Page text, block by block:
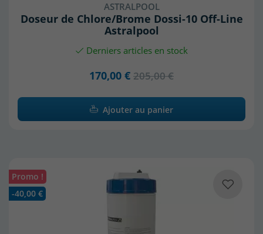
(18 avis)
ASTRALPOOL
Doseur de Chlore/Brome Dossi-10 Off-Line
Astralpool
Derniers articles en stock
170,00 € 205,00 €
Ajouter au panier
Promo !
-40,00 €